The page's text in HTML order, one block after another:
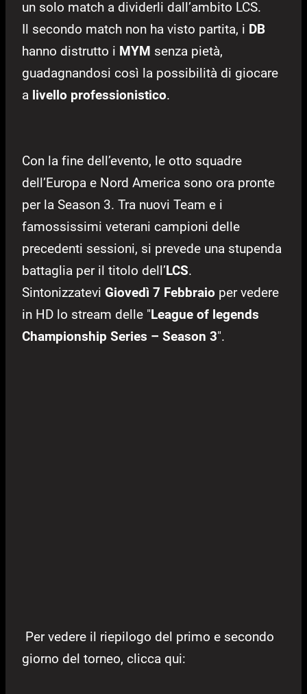
un solo match a dividerli dall’ambito LCS.
Il secondo match non ha visto partita, i DB
hanno distrutto i MYM senza pietà,
guadagnandosi così la possibilità di giocare
a livello professionistico.
Con la fine dell’evento, le otto squadre
dell’Europa e Nord America sono ora pronte
per la Season 3. Tra nuovi Team e i
famossissimi veterani campioni delle
precedenti sessioni, si prevede una stupenda
battaglia per il titolo dell’LCS.
Sintonizzatevi Giovedì 7 Febbraio per vedere
in HD lo stream delle "League of legends
Championship Series – Season 3".
Per vedere il riepilogo del primo e secondo
giorno del torneo, clicca qui: